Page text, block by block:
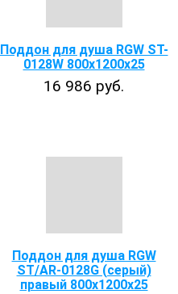
Поддон для душа RGW ST-
0128W 800х1200х25
16 986 руб.
Поддон для душа RGW
ST/AR-0128G (серый)
правый 800х1200х25